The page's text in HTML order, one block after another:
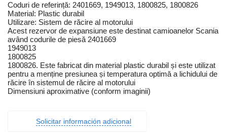
Coduri de referință: 2401669, 1949013, 1800825, 1800826
Material: Plastic durabil
Utilizare: Sistem de răcire al motorului
Acest rezervor de expansiune este destinat camioanelor Scania
având codurile de piesă 2401669
1949013
1800825
1800826. Este fabricat din material plastic durabil și este utilizat
pentru a menține presiunea și temperatura optimă a lichidului de
răcire în sistemul de răcire al motorului
Dimensiuni aproximative (conform imaginii)
Solicitar información adicional